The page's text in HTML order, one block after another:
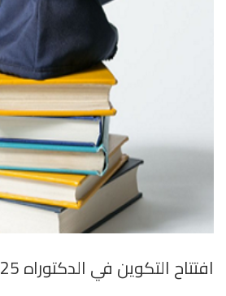
افتتاح التكوين في الدكتوراه 2024/2025